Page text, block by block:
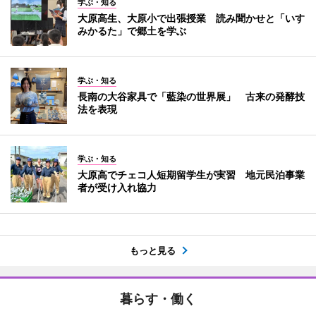
大原高生、大原小で出張授業 読み聞かせと「いす
みかるた」で郷土を学ぶ
学ぶ・知る
長南の大谷家具で「藍染の世界展」 古来の発酵技
法を表現
学ぶ・知る
大原高でチェコ人短期留学生が実習 地元民泊事業
者が受け入れ協力
もっと見る
暮らす・働く